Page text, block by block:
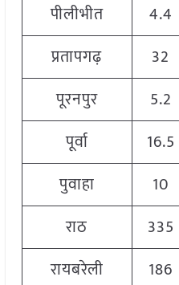
पीलीभीत
4.4
प्रतापगढ़
32
पूरनपुर
5.2
पूर्वा
16.5
पुवाहा
10
राठ
335
रायबरेली
186